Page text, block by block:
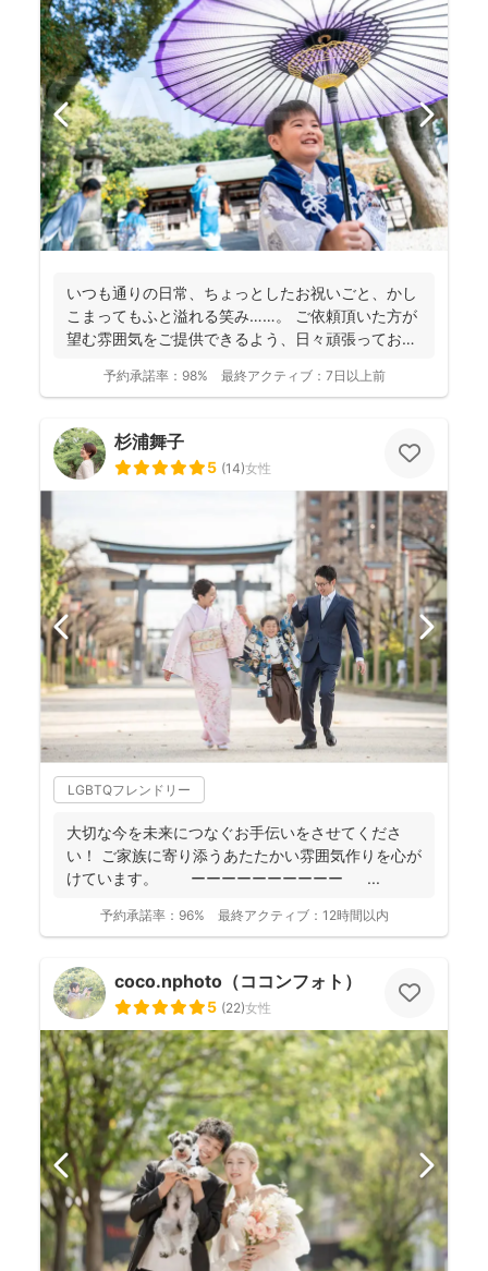
いつも通りの日常、ちょっとしたお祝いごと、かし
こまってもふと溢れる笑み……。 ご依頼頂いた方が
望む雰囲気をご提供できるよう、日々頑張っており
予約承諾率： 98% 最終アクティブ： 7日以上前
杉浦舞子
5 (14)女性
LGBTQフレンドリー
大切な今を未来につなぐお手伝いをさせてくださ
い！ ご家族に寄り添うあたたかい雰囲気作りを心が
けています。 ーーーーーーーーーー ...
予約承諾率： 96% 最終アクティブ： 12時間以内
coco.nphoto（ココンフォト）
5 (22)女性